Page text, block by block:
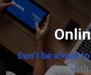
Don’t be afraid
with